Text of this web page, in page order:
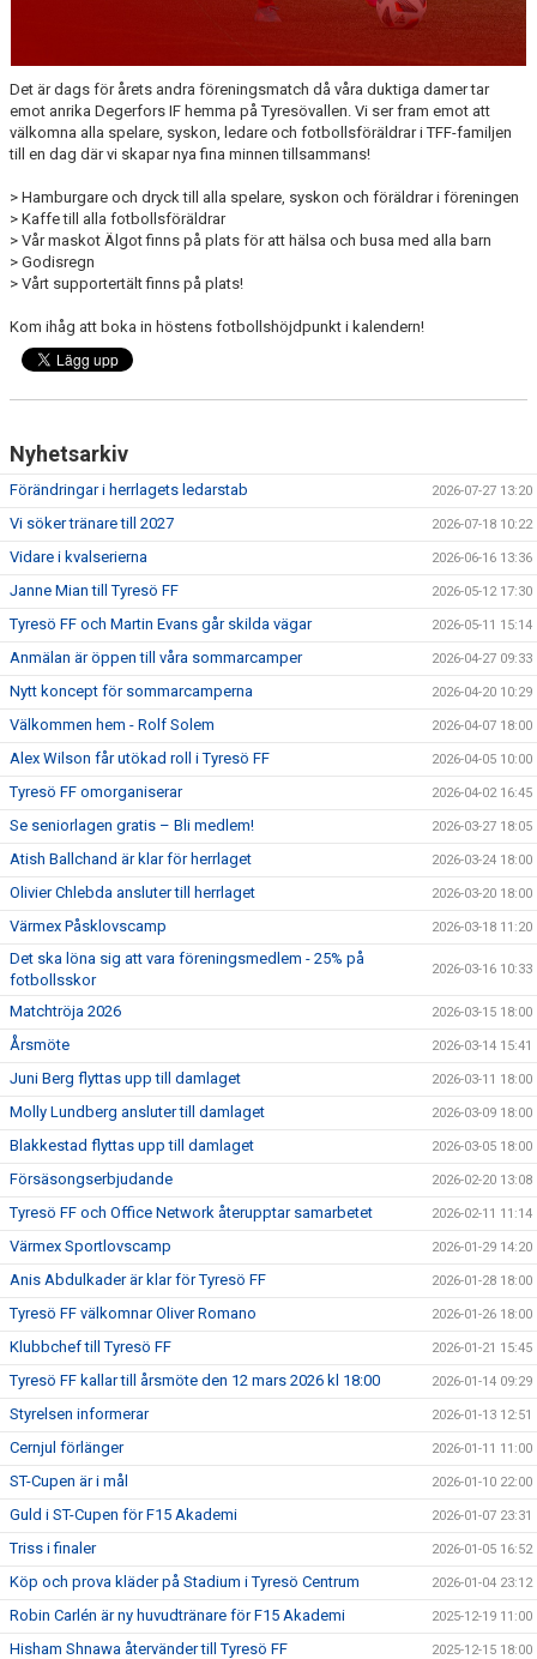
Det är dags för årets andra föreningsmatch då våra duktiga damer tar
emot anrika Degerfors IF hemma på Tyresövallen. Vi ser fram emot att
välkomna alla spelare, syskon, ledare och fotbollsföräldrar i TFF-familjen
till en dag där vi skapar nya fina minnen tillsammans!
> Hamburgare och dryck till alla spelare, syskon och föräldrar i föreningen
> Kaffe till alla fotbollsföräldrar
> Vår maskot Älgot finns på plats för att hälsa och busa med alla barn
> Godisregn
> Vårt supportertält finns på plats!
Kom ihåg att boka in höstens fotbollshöjdpunkt i kalendern!
Nyhetsarkiv
Förändringar i herrlagets ledarstab 2026-07-27 13:20
Vi söker tränare till 2027 2026-07-18 10:22
Vidare i kvalserierna 2026-06-16 13:36
Janne Mian till Tyresö FF 2026-05-12 17:30
Tyresö FF och Martin Evans går skilda vägar 2026-05-11 15:14
Anmälan är öppen till våra sommarcamper 2026-04-27 09:33
Nytt koncept för sommarcamperna 2026-04-20 10:29
Välkommen hem - Rolf Solem 2026-04-07 18:00
Alex Wilson får utökad roll i Tyresö FF 2026-04-05 10:00
Tyresö FF omorganiserar 2026-04-02 16:45
Se seniorlagen gratis – Bli medlem! 2026-03-27 18:05
Atish Ballchand är klar för herrlaget 2026-03-24 18:00
Olivier Chlebda ansluter till herrlaget 2026-03-20 18:00
Värmex Påsklovscamp 2026-03-18 11:20
Det ska löna sig att vara föreningsmedlem - 25% på
fotbollsskor
2026-03-16 10:33
Matchtröja 2026 2026-03-15 18:00
Årsmöte 2026-03-14 15:41
Juni Berg flyttas upp till damlaget 2026-03-11 18:00
Molly Lundberg ansluter till damlaget 2026-03-09 18:00
Blakkestad flyttas upp till damlaget 2026-03-05 18:00
Försäsongserbjudande 2026-02-20 13:08
Tyresö FF och Office Network återupptar samarbetet 2026-02-11 11:14
Värmex Sportlovscamp 2026-01-29 14:20
Anis Abdulkader är klar för Tyresö FF 2026-01-28 18:00
Tyresö FF välkomnar Oliver Romano 2026-01-26 18:00
Klubbchef till Tyresö FF 2026-01-21 15:45
Tyresö FF kallar till årsmöte den 12 mars 2026 kl 18:00 2026-01-14 09:29
Styrelsen informerar 2026-01-13 12:51
Cernjul förlänger 2026-01-11 11:00
ST-Cupen är i mål 2026-01-10 22:00
Guld i ST-Cupen för F15 Akademi 2026-01-07 23:31
Triss i finaler 2026-01-05 16:52
Köp och prova kläder på Stadium i Tyresö Centrum 2026-01-04 23:12
Robin Carlén är ny huvudtränare för F15 Akademi 2025-12-19 11:00
Hisham Shnawa återvänder till Tyresö FF 2025-12-15 18:00